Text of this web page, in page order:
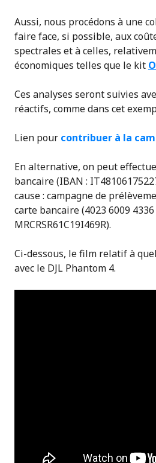
Aussi, nous procédons à une
faire face, si possible, aux
spectrales et à celles,
économiques telles que le kit
Ces analyses seront suivies
réactifs, comme dans cet
Lien pour contribuer à la
En alternative, on peut
bancaire (IBAN :
cause : campagne de
carte bancaire (4023 6009
MRCRSR61C19I469R).
Ci-dessous, le film relatif à
avec le DJL Phantom 4.